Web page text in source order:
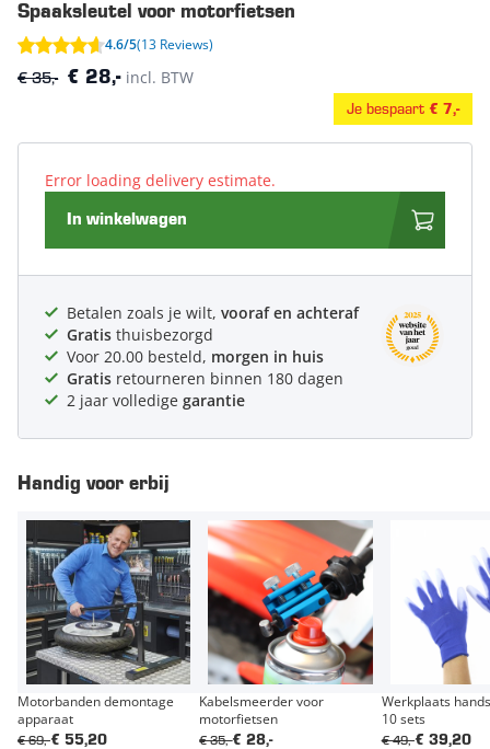
Spaaksleutel voor motorfietsen
4.6/5(13 Reviews)
€ 35,- € 28,- incl. BTW
Je bespaart € 7,-
Error loading delivery estimate.
In winkelwagen
Betalen zoals je wilt, vooraf en achteraf
Gratis thuisbezorgd
Voor 20.00 besteld, morgen in huis
Gratis retourneren binnen 180 dagen
2 jaar volledige garantie
Handig voor erbij
Motorbanden demontage
apparaat
€ 55,20
€ 69,-
Kabelsmeerder voor
motorfietsen
€ 28,-
€ 35,-
Werkplaats
10 sets
€ 39,20
€ 49,-